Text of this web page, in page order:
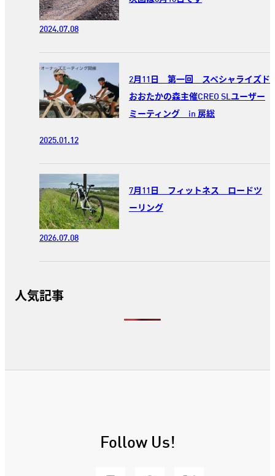
2024.07.08
2月11日 第一回 スペシャライズド
おおたかの森主催CREO SLユーザー
ミーティング in 房総
2025.01.12
7月11日 フィットネス ロードツ
ーリング
2026.07.08
人気記事
Follow Us!